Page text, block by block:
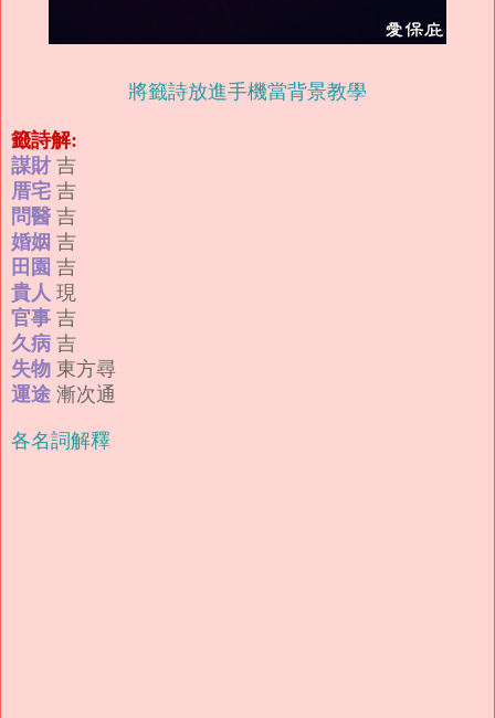
將籤詩放進手機當背景教學
籤詩解:
謀財吉
厝宅 吉
問醫 吉
婚姻 吉
田園 吉
貴人 現
官事 吉
久病 吉
失物 東方尋
運途 漸次通
各名詞解釋